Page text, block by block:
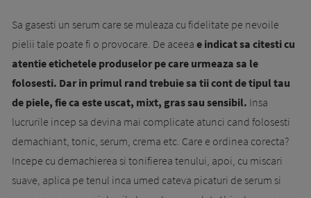
Sa gasesti un serum care se muleaza cu fidelitate pe nevoile
pielii tale poate fi o provocare. De aceea e indicat sa citesti cu
atentie etichetele produselor pe care urmeaza sa le
folosesti. Dar in primul rand trebuie sa tii cont de tipul tau
de piele, fie ca este uscat, mixt, gras sau sensibil. Insa
lucrurile incep sa devina mai complicate atunci cand folosesti
demachiant, tonic, serum, crema etc. Care e ordinea corecta?
Incepe cu demachierea si tonifierea tenului, apoi, cu miscari
suave, aplica pe tenul inca umed cateva picaturi de serum si